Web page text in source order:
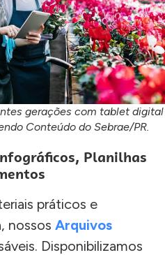
gerações com tablet digital
Conteúdo do Sebrae/PR.
Planilhas
práticos e
nossos Arquivos
Disponibilizamos